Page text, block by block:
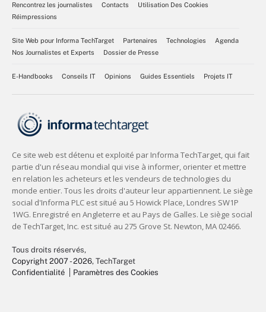
Rencontrez les journalistes
Contacts
Utilisation Des Cookies
Réimpressions
Site Web pour Informa TechTarget Partenaires Technologies
Agenda
Nos Journalistes et Experts
Dossier de Presse
E-Handbooks Conseils IT Opinions Guides Essentiels Projets IT
Tous droits réservés,
Copyright 2007 - 2026, TechTarget
Confidentialité
Paramètres des Cookies